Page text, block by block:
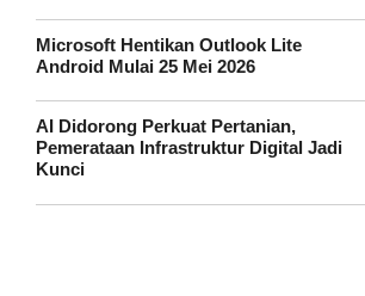
Microsoft Hentikan Outlook Lite
Android Mulai 25 Mei 2026
AI Didorong Perkuat Pertanian,
Pemerataan Infrastruktur Digital Jadi
Kunci